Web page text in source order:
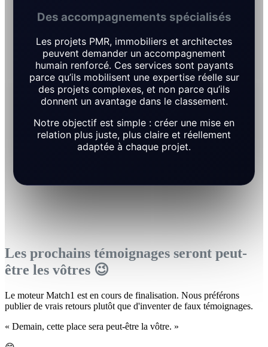
Des accompagnements spécialisés
Les projets PMR, immobiliers et architectes
peuvent demander un accompagnement
humain renforcé. Ces services sont payants
parce qu’ils mobilisent une expertise réelle sur
des projets complexes, et non parce qu’ils
donnent un avantage dans le classement.
Notre objectif est simple : créer une mise en
relation plus juste, plus claire et réellement
adaptée à chaque projet.
Les prochains témoignages seront peut-
être les vôtres 😉
Le moteur Match1 est en cours de finalisation. Nous préférons
publier de vrais retours plutôt que d'inventer de faux témoignages.
« Demain, cette place sera peut-être la vôtre. »